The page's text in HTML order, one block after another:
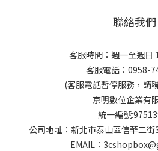
聯絡我們
客服時間：週一至週日
客服電話：0958-
(客服電話暫停服務，請
京明數位企業有
統一編號
公司地址：新北市泰山區信華二街
EMAIL：